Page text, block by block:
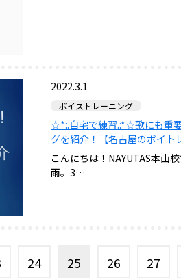
2022.3.1
ボイストレーニング
☆*:.自宅で練習.:*☆歌にも重
グを紹介！【名古屋のボイト
こんにちは！NAYUTAS本山
雨。3…
24 25 26 27